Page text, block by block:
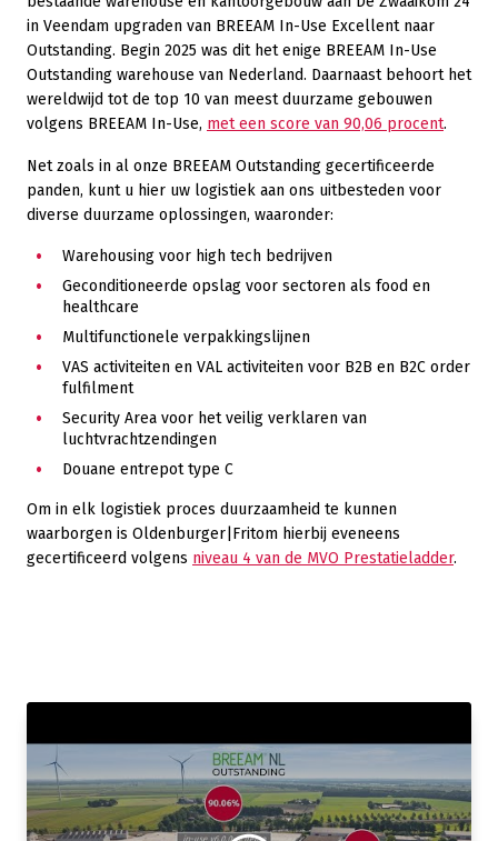
in Veendam upgraden van BREEAM In-Use Excellent naar
Outstanding. Begin 2025 was dit het enige BREEAM In-Use
Outstanding warehouse van Nederland. Daarnaast behoort het
wereldwijd tot de top 10 van meest duurzame gebouwen
volgens BREEAM In-Use, met een score van 90,06 procent.
Net zoals in al onze BREEAM Outstanding gecertificeerde
panden, kunt u hier uw logistiek aan ons uitbesteden voor
diverse duurzame oplossingen, waaronder:
Warehousing voor high tech bedrijven
Geconditioneerde opslag voor sectoren als food en
healthcare
Multifunctionele verpakkingslijnen
VAS activiteiten en VAL activiteiten voor B2B en B2C order
fulfilment
Security Area voor het veilig verklaren van
luchtvrachtzendingen
Douane entrepot type C
Om in elk logistiek proces duurzaamheid te kunnen
waarborgen is Oldenburger|Fritom hierbij eveneens
gecertificeerd volgens niveau 4 van de MVO Prestatieladder.